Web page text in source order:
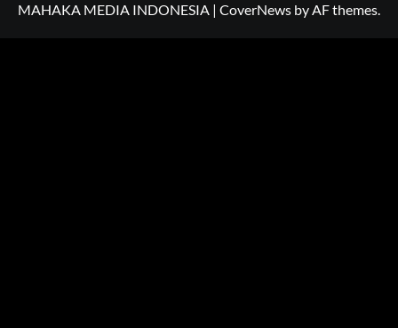
MAHAKA MEDIA INDONESIA | CoverNews by AF themes.